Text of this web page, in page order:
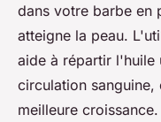
dans votre barbe en
atteigne la peau.
aide à répartir l'huile
circulation
meilleure croissance.